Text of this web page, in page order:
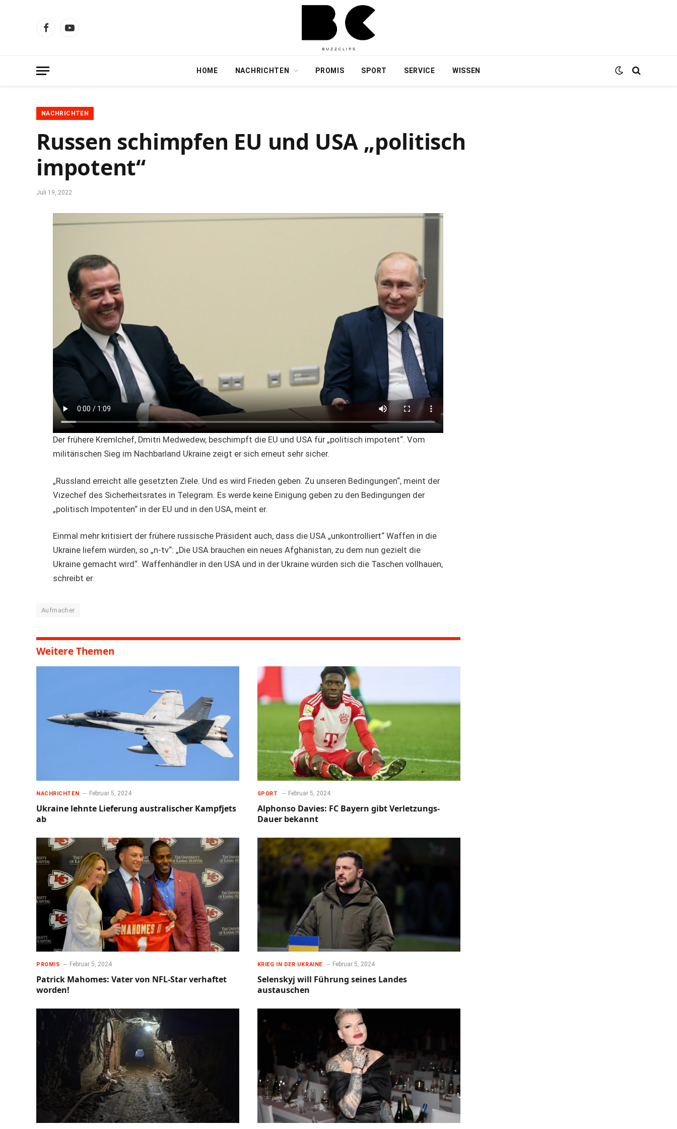
FacebookYouTube
HOME NACHRICHTEN PROMIS SPORT SERVICE WISSEN
NACHRICHTEN
Russen schimpfen EU und USA „politisch
impotent“
Juli 19, 2022
Der frühere Kremlchef, Dmitri Medwedew, beschimpft die EU und USA für „politisch impotent“. Vom
militärischen Sieg im Nachbarland Ukraine zeigt er sich erneut sehr sicher.
„Russland erreicht alle gesetzten Ziele. Und es wird Frieden geben. Zu unseren Bedingungen“, meint der
Vizechef des Sicherheitsrates in Telegram. Es werde keine Einigung geben zu den Bedingungen der
„politisch Impotenten“ in der EU und in den USA, meint er.
Einmal mehr kritisiert der frühere russische Präsident auch, dass die USA „unkontrolliert“ Waffen in die
Ukraine liefern würden, so „n-tv“: „Die USA brauchen ein neues Afghanistan, zu dem nun gezielt die
Ukraine gemacht wird“. Waffenhändler in den USA und in der Ukraine würden sich die Taschen vollhauen,
schreibt er.
Aufmacher
Weitere Themen
NACHRICHTEN Februar 5, 2024
Ukraine lehnte Lieferung australischer Kampfjets
ab
SPORT Februar 5, 2024
Alphonso Davies: FC Bayern gibt Verletzungs-
Dauer bekannt
PROMIS Februar 5, 2024
Patrick Mahomes: Vater von NFL-Star verhaftet
worden!
KRIEG IN DER UKRAINE Februar 5, 2024
Selenskyj will Führung seines Landes
austauschen